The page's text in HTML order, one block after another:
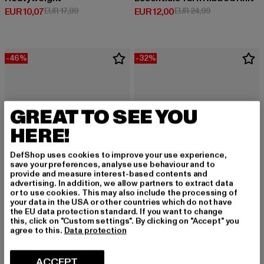
EUR 10,07
Derzeitiger Preis: EUR 10,07
EUR 17,99Aktionspreis: EUR 17,99
EUR 12,00
Derzeitiger Preis: EUR 12,00
EUR 24,99Aktionspreis:
-46%
FLEXFIT
Nylon
-32%
FLEXFIT
GREAT TO SEE YOU
HERE!
DefShop uses cookies to improve your use experience,
save your preferences, analyse use behaviour and to
provide and measure interest-based contents and
advertising. In addition, we allow partners to extract data
or to use cookies. This may also include the processing of
your data in the USA or other countries which do not have
the EU data protection standard. If you want to change
this, click on "Custom settings". By clicking on "Accept" you
agree to this. Data protection